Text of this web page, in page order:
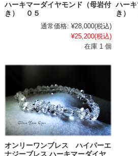
ハーキマーダイヤモンド（母岩付
き） ０５
通常価格: ¥28,000(税込)
¥25,200(税込)
在庫 1 個
ハー
き）
オンリーワンブレス ハイパーエ
ナジーブレス ハーキマーダイヤ